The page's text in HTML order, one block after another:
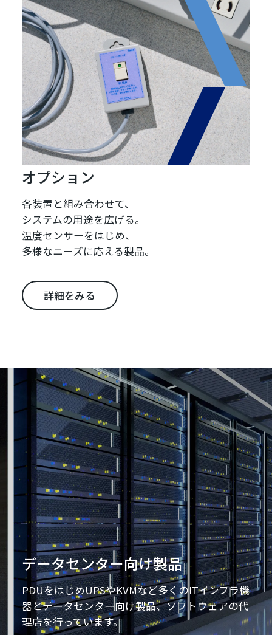
オプション
各装置と組み合わせて、
システムの用途を広げる。
温度センサーをはじめ、
多様なニーズに応える製品。
詳細をみる
データセンター向け製品
PDUをはじめUPSやKVMなど多くのITインフラ機
器とデータセンター向け製品、ソフトウェアの代
理店を行っています。